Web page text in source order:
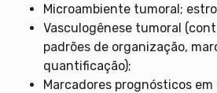
Microambiente tumoral;
Vasculogênese tumoral
padrões de organização,
quantificação);
Marcadores prognósticos em